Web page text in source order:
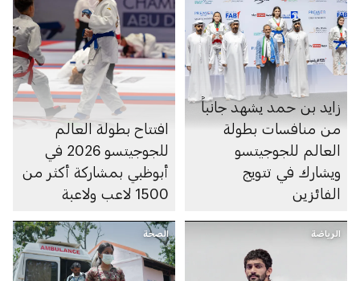
زايد بن حمد يشهد جانباً
من منافسات بطولة
العالم للجوجيتسو
ويشارك في تتويج
الفائزين
افتتاح بطولة العالم
للجوجيتسو 2026 في
أبوظبي بمشاركة أكثر من
1500 لاعب ولاعبة
الرياضة الصحة